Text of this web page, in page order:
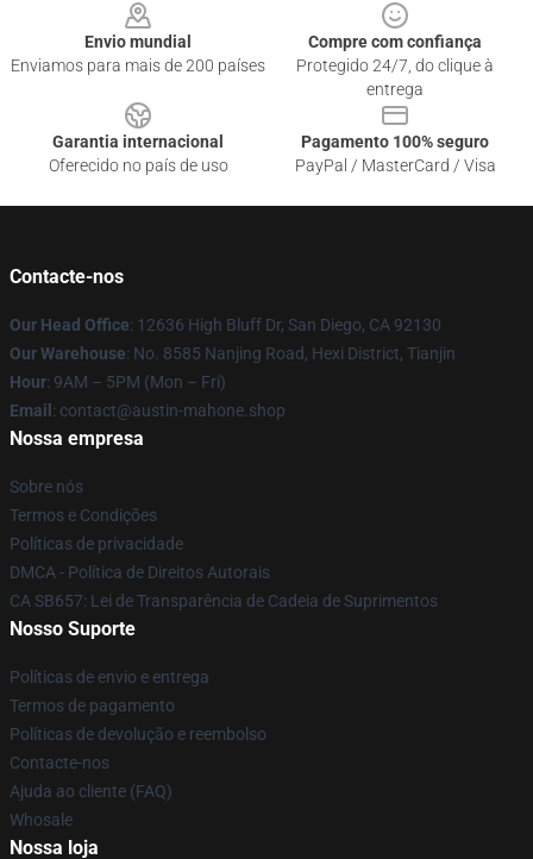
Envio mundial
Enviamos para mais de 200 países
Compre com confiança
Protegido 24/7, do clique à
entrega
Garantia internacional
Oferecido no país de uso
Pagamento 100% seguro
PayPal / MasterCard / Visa
Contacte-nos
Our Head Office: 12636 High Bluff Dr, San Diego, CA 92130
Our Warehouse: No. 8585 Nanjing Road, Hexi District, Tianjin
Hour: 9AM – 5PM (Mon – Fri)
Email : contact@austin-mahone.shop
Nossa empresa
Sobre nós
Termos e Condições
Políticas de privacidade
DMCA - Política de Direitos Autorais
CA SB657: Lei de Transparência de Cadeia de Suprimentos
Nosso Suporte
Políticas de envio e entrega
Termos de pagamento
Políticas de devolução e reembolso
Contacte-nos
Ajuda ao cliente (FAQ)
Whosale
Nossa loja